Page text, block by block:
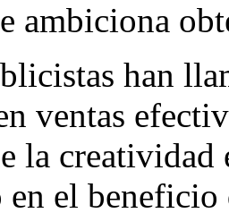
ambiciona
han
ventas
la creatividad
en el